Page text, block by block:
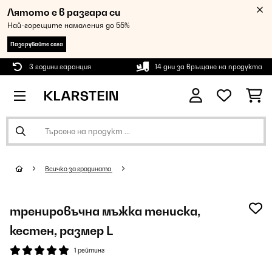
Лятото е в разгара си
Най-горещите намаления до 55%
Пазарувайте сега
3 години гаранция 14 дни за връщане на продукта
Всичко за градината
тренировъчна мъжка тениска,
кестен, размер L
1 рейтинг